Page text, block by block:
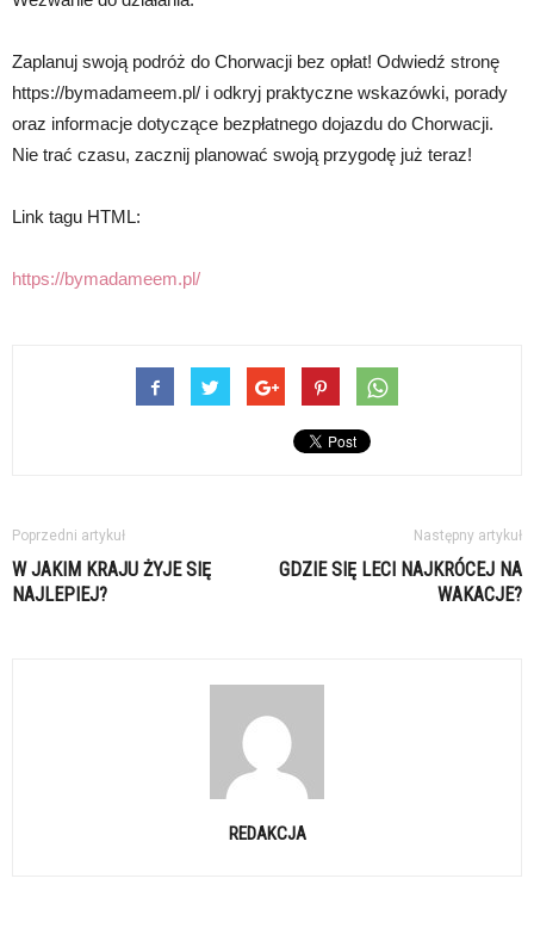
Zaplanuj swoją podróż do Chorwacji bez opłat! Odwiedź stronę
https://bymadameem.pl/ i odkryj praktyczne wskazówki, porady
oraz informacje dotyczące bezpłatnego dojazdu do Chorwacji.
Nie trać czasu, zacznij planować swoją przygodę już teraz!
Link tagu HTML:
https://bymadameem.pl/
Poprzedni artykuł
W JAKIM KRAJU ŻYJE SIĘ
NAJLEPIEJ?
Następny artykuł
GDZIE SIĘ LECI NAJKRÓCEJ NA
WAKACJE?
REDAKCJA